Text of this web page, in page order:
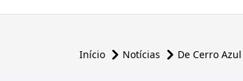
Início Notícias De Cerro